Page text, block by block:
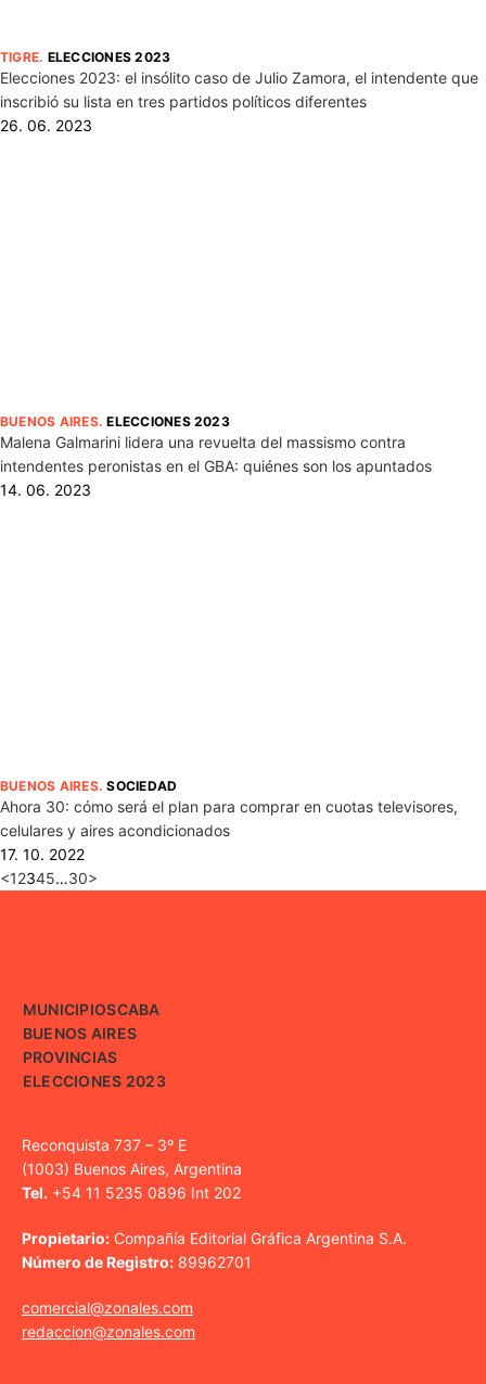
TIGRE. ELECCIONES 2023
Elecciones 2023: el insólito caso de Julio Zamora, el intendente que
inscribió su lista en tres partidos políticos diferentes
26. 06. 2023
BUENOS AIRES.ELECCIONES 2023
Malena Galmarini lidera una revuelta del massismo contra
intendentes peronistas en el GBA: quiénes son los apuntados
14. 06. 2023
BUENOS AIRES.SOCIEDAD
Ahora 30: cómo será el plan para comprar en cuotas televisores,
celulares y aires acondicionados
17. 10. 2022
<12345…30>
MUNICIPIOSCABA
BUENOS AIRES
PROVINCIAS
ELECCIONES 2023
Reconquista 737 – 3º E
(1003) Buenos Aires, Argentina
Tel. +54 11 5235 0896 Int 202
Propietario: Compañía Editorial Gráfica Argentina S.A.
Número de Registro: 89962701
comercial@zonales.com
redaccion@zonales.com